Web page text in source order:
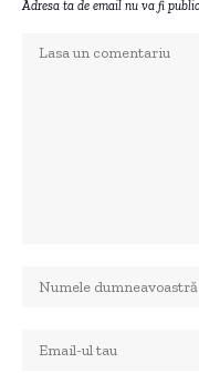
Adresa ta de email nu va fi